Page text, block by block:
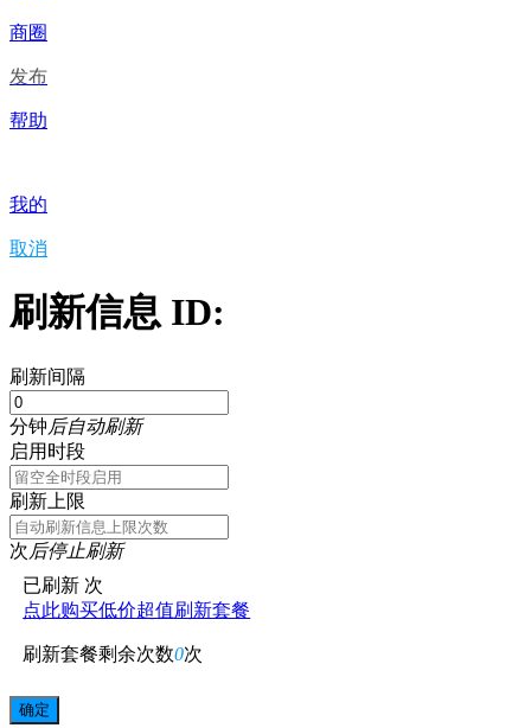
商圈
发布
帮助
我的
取消
刷新信息 ID:
刷新间隔
分钟后自动刷新
启用时段
刷新上限
次后停止刷新
已刷新 次
点此购买低价超值刷新套餐
刷新套餐剩余次数0次